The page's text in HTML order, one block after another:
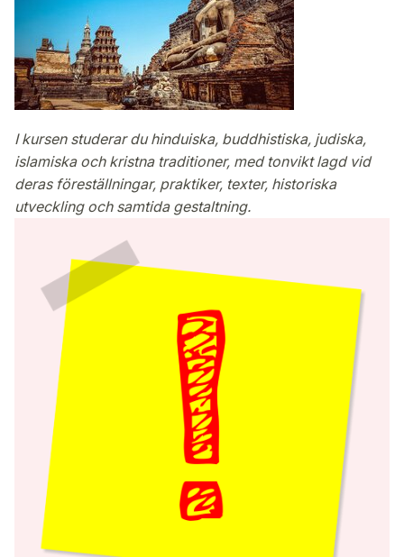
I kursen studerar du hinduiska, buddhistiska, judiska,
islamiska och kristna traditioner, med tonvikt lagd vid
deras föreställningar, praktiker, texter, historiska
utveckling och samtida gestaltning.